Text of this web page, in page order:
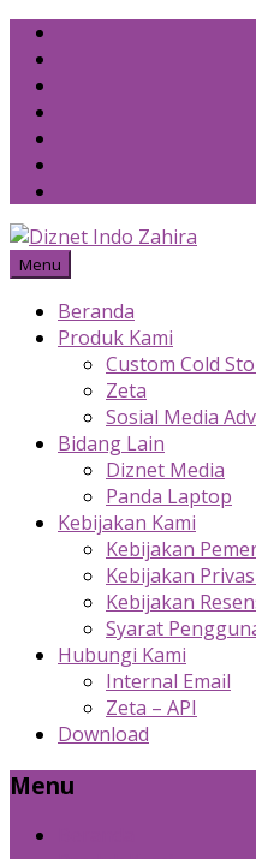
Skip
content
Menu
Beranda
Produk Kami
Custom Cold
Zeta
Sosial Media
Bidang Lain
Diznet Media
Panda Laptop
Kebijakan Kami
Kebijakan
Kebijakan
Kebijakan
Syarat
Hubungi Kami
Internal Email
Zeta – API
Download
Menu